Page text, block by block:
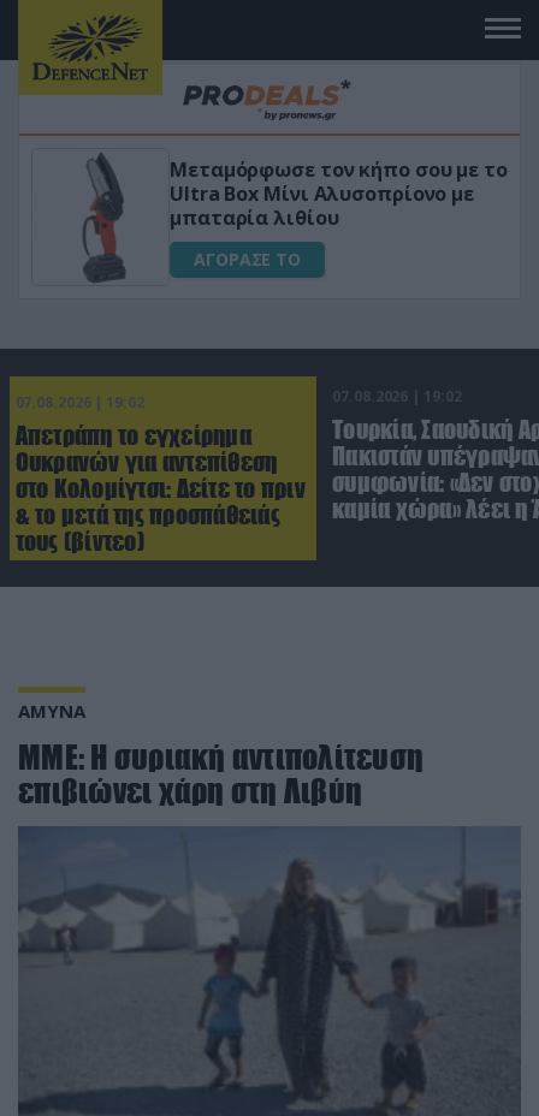
με το
«Μαγική» φόρμουλα τριβόλι
για αύξηση της λίμπιντο
ΑΓΟΡΑΣΕ ΤΟ
07.08.2026 | 19:02
Απετράπη το εγχείρημα
Ουκρανών για αντεπίθεση
στο Κολομίγτσι: Δείτε το πριν
& το μετά της προσπάθειάς
τους (βίντεο)
07.08.2026 | 19:02
Τουρκία, Σαουδική
Πακιστάν
συμφωνία: «Δεν
καμία χώρα» λέει η
ΑΜΥΝΑ
MME: Η συριακή αντιπολίτευση
επιβιώνει χάρη στη Λιβύη